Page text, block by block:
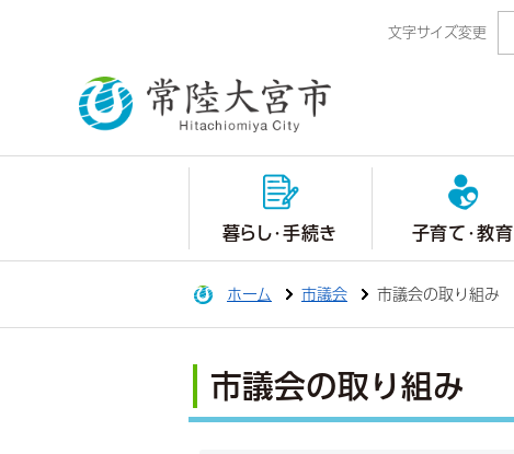
文字サイズ変更
暮らし・手続き 子育て・教育
ホーム 市議会 市議会の取り組み
市議会の取り組み